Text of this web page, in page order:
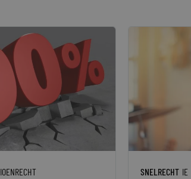
SNELRECHT IE